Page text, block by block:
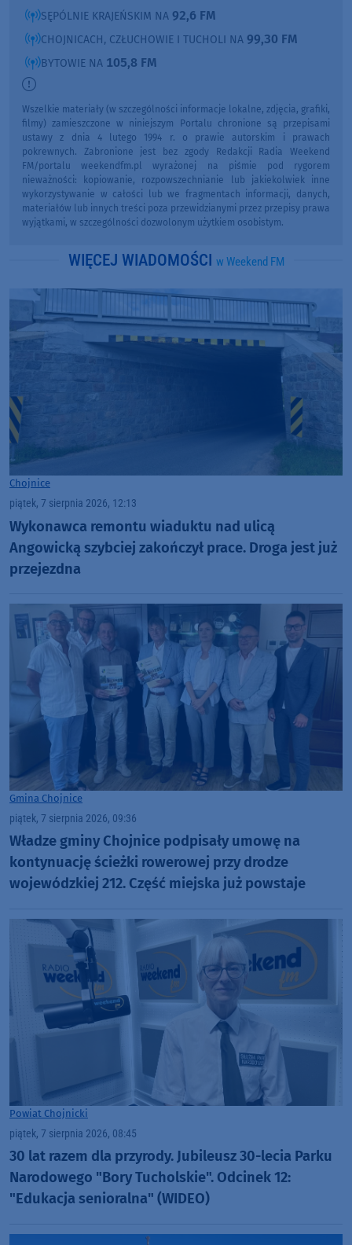
SĘPÓLNIE KRAJEŃSKIM NA 92,6 FM
CHOJNICACH, CZŁUCHOWIE I TUCHOLI NA 99,30 FM
BYTOWIE NA 105,8 FM
Wszelkie materiały (w szczególności informacje lokalne, zdjęcia, grafiki,
filmy) zamieszczone w niniejszym Portalu chronione są przepisami
ustawy z dnia 4 lutego 1994 r. o prawie autorskim i prawach
pokrewnych. Zabronione jest bez zgody Redakcji Radia Weekend
FM/portalu weekendfm.pl wyrażonej na piśmie pod rygorem
nieważności: kopiowanie, rozpowszechnianie lub jakiekolwiek inne
wykorzystywanie w całości lub we fragmentach informacji, danych,
materiałów lub innych treści poza przewidzianymi przez przepisy prawa
wyjątkami, w szczególności dozwolonym użytkiem osobistym.
WIĘCEJ WIADOMOŚCI w Weekend FM
Chojnice
piątek, 7 sierpnia 2026, 12:13
Wykonawca remontu wiaduktu nad ulicą
Angowicką szybciej zakończył prace. Droga jest już
przejezdna
Gmina Chojnice
piątek, 7 sierpnia 2026, 09:36
Władze gminy Chojnice podpisały umowę na
kontynuację ścieżki rowerowej przy drodze
wojewódzkiej 212. Część miejska już powstaje
Powiat Chojnicki
piątek, 7 sierpnia 2026, 08:45
30 lat razem dla przyrody. Jubileusz 30-lecia Parku
Narodowego "Bory Tucholskie". Odcinek 12:
"Edukacja senioralna" (WIDEO)